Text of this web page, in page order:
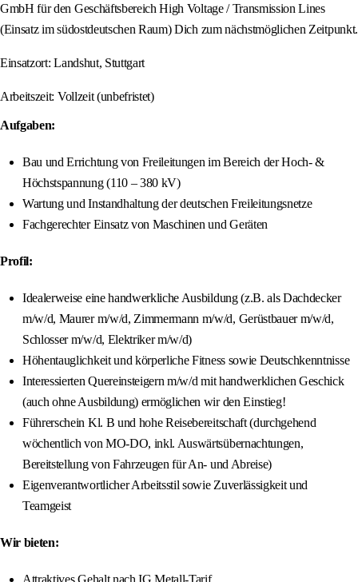
GmbH für den Geschäftsbereich High Voltage / Transmission Lines
(Einsatz im südostdeutschen Raum) Dich zum nächstmöglichen Zeitpunkt.
Einsatzort: Landshut, Stuttgart
Arbeitszeit: Vollzeit (unbefristet)
Aufgaben:
Bau und Errichtung von Freileitungen im Bereich der Hoch- &
Höchstspannung (110 – 380 kV)
Wartung und Instandhaltung der deutschen Freileitungsnetze
Fachgerechter Einsatz von Maschinen und Geräten
Profil:
Idealerweise eine handwerkliche Ausbildung (z.B. als Dachdecker
m/w/d, Maurer m/w/d, Zimmermann m/w/d, Gerüstbauer m/w/d,
Schlosser m/w/d, Elektriker m/w/d)
Höhentauglichkeit und körperliche Fitness sowie Deutschkenntnisse
Interessierten Quereinsteigern m/w/d mit handwerklichen Geschick
(auch ohne Ausbildung) ermöglichen wir den Einstieg!
Führerschein Kl. B und hohe Reisebereitschaft (durchgehend
wöchentlich von MO-DO, inkl. Auswärtsübernachtungen,
Bereitstellung von Fahrzeugen für An- und Abreise)
Eigenverantwortlicher Arbeitsstil sowie Zuverlässigkeit und
Teamgeist
Wir bieten: